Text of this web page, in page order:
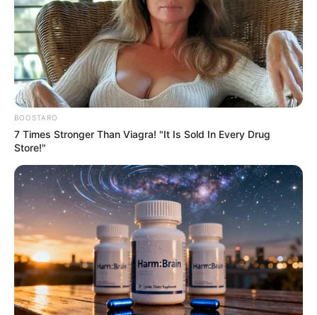
BOOSTARO
7 Times Stronger Than Viagra! "It Is Sold In Every Drug
Store!"